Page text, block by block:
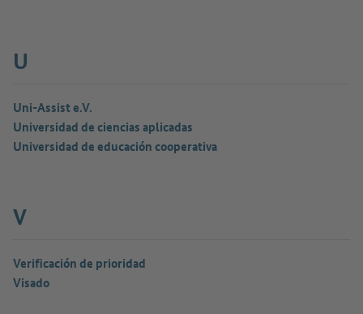
U
Uni-Assist e.V.
Universidad de ciencias aplicadas
Universidad de educación cooperativa
V
Verificación de prioridad
Visado